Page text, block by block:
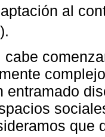
al
).
cabe
entramado
que